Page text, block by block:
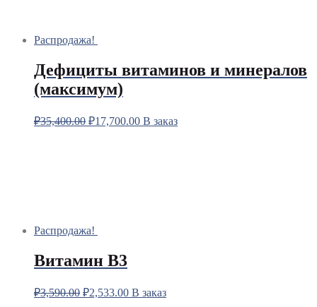
Распродажа!
Дефициты витаминов и минералов
(максимум)
₽35,400.00 ₽17,700.00 В заказ
Распродажа!
Витамин В3
₽3,590.00 ₽2,533.00 В заказ